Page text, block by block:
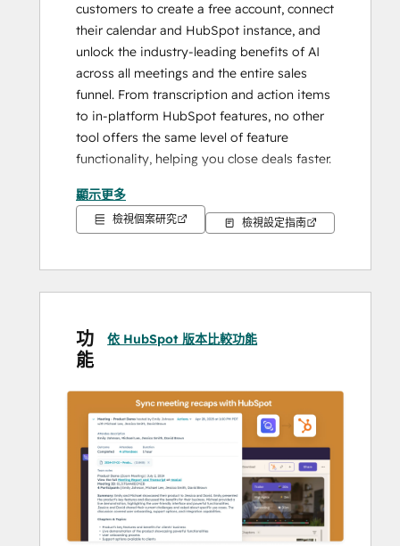
customers to create a free account, connect
their calendar and HubSpot instance, and
unlock the industry-leading benefits of AI
across all meetings and the entire sales
funnel. From transcription and action items
to in-platform HubSpot features, no other
tool offers the same level of feature
functionality, helping you close deals faster.
Powered by proprietary reaction and
prediction models, plus deep insights from
uniquely takes your notes, searches your
every week. Optimize your meetings,
improve your close rate, and recreate
success again and again.
Meeting notetaking and admin support is
table stakes. The Read AI system delivers
comprehensive AI-powered tooling within
HubSpot that connects silos by surfacing
team insights for the strongest sales teams
and leaders around the world.
顯示更多
檢視個案研究 檢視設定指南
功
能
依 HubSpot 版本比較功能